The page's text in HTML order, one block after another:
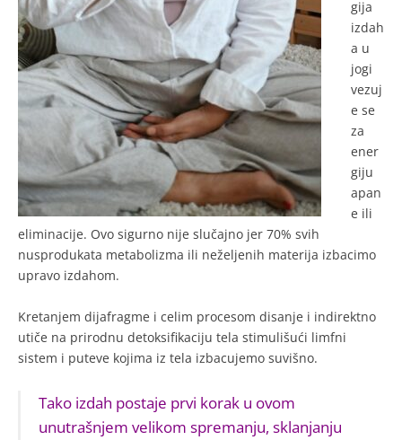
gija
izdah
a u
jogi
vezuj
e se
za
ener
giju
apan
e ili
eliminacije. Ovo sigurno nije slučajno jer 70% svih
nusprodukata metabolizma ili neželjenih materija izbacimo
upravo izdahom.
Kretanjem dijafragme i celim procesom disanje i indirektno
utiče na prirodnu detoksifikaciju tela stimulišući limfni
sistem i puteve kojima iz tela izbacujemo suvišno.
Tako izdah postaje prvi korak u ovom
unutrašnjem velikom spremanju, sklanjanju